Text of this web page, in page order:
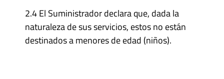
2.4 El Suministrador declara que, dada la
naturaleza de sus servicios, estos no están
destinados a menores de edad (niños).